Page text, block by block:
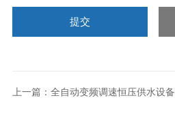
上一篇： 全自动变频调速恒压供水设备